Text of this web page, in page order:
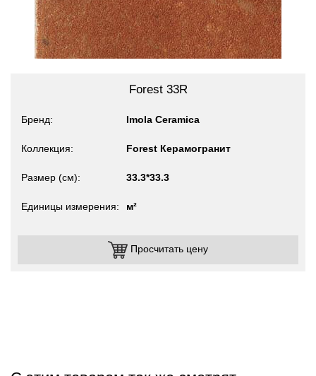
Forest 33R
Бренд Imola Ceramica
Коллекция Forest Керамогранит
Размер (см) 33.3*33.3
Единицы измерения м²
Просчитать цену